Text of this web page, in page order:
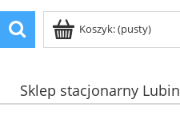
Koszyk:(pusty)
Sklep stacjonarny Lubin